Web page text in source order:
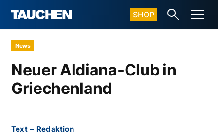
SHOP
News
Neuer Aldiana-Club in
Griechenland
Text – Redaktion